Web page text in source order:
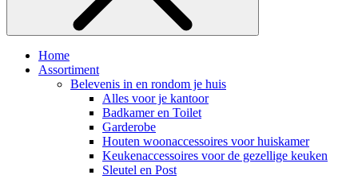
Home
Assortiment
Belevenis in en rondom je huis
Alles voor je kantoor
Badkamer en Toilet
Garderobe
Houten woonaccessoires voor huiskamer
Keukenaccessoires voor de gezellige keuken
Sleutel en Post